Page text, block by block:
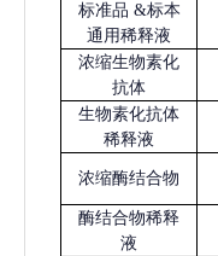
标准品 &标本
通用稀释液
浓缩生物素化
抗体
生物素化抗体
稀释液
浓缩酶结合物
酶结合物稀释
液